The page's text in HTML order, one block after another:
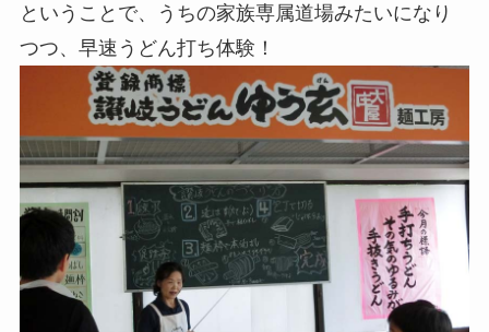
ということで、うちの家族専属道場みたいになり
つつ、早速うどん打ち体験！